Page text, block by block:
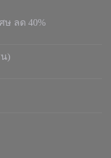
ษ ลด 40%
)